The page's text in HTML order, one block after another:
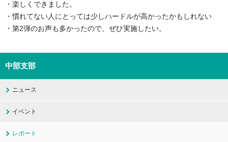
・楽しくできました。
・慣れてない人にとっては少しハードルが高かったかもしれない
・第2弾のお声も多かったので、ぜひ実施したい。
中部支部
ニュース
イベント
レポート